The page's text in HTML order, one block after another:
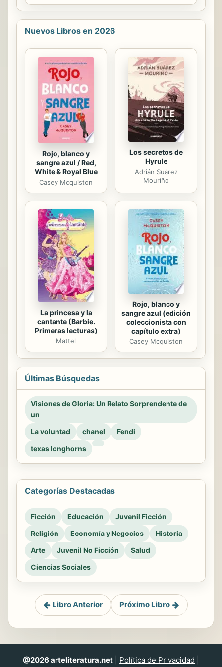
Auggie Wren (que motivó la película
Smoke). Una excelente oportunidad
género cinematográfico que Paul
Auster ha desarrollado a lo largo de
su carrera.
Nuevos Libros en 2026
Rojo, blanco y
sangre azul / Red,
White & Royal Blue
Casey Mcquiston
Los secretos de
Hyrule
Adrián Suárez
Mouriño
La princesa y la
cantante (Barbie.
Primeras lecturas)
Mattel
Rojo, blanco y
sangre azul (edición
coleccionista con
capítulo extra)
Casey Mcquiston
Últimas Búsquedas
Visiones de Gloria: Un Relato Sorprendente de
un
La voluntad
chanel
Fendi
texas longhorns
Categorías Destacadas
Ficción Educación
Juvenil Ficción
Religión
Economía y Negocios
Historia
Arte
Juvenil No Ficción
Salud
Ciencias Sociales
Libro Anterior Próximo Libro
@2026 arteliteratura.net Política de Privacidad